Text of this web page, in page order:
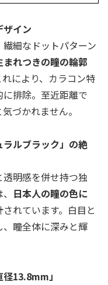
ザイン
細なドットパターン
まれつきの瞳の輪郭
により、カラコン特
排除。至近距離で
づかれません。
ルブラック」の絶
明感を併せ持つ独
日本人の瞳の色に
れています。白目と
瞳全体に深みと輝
13.8mm」